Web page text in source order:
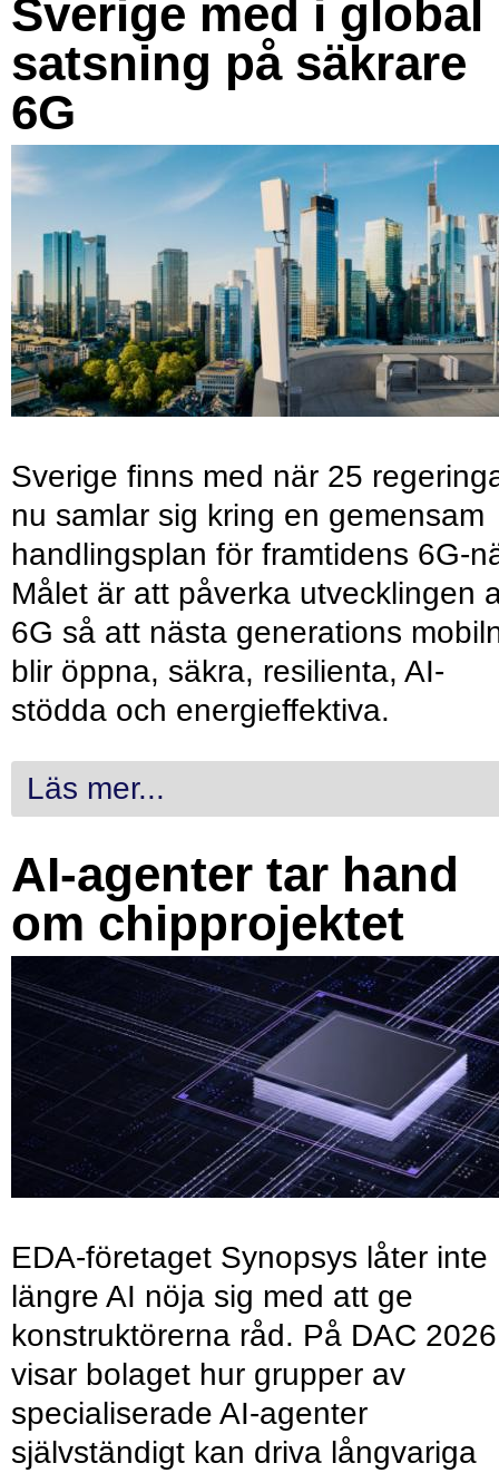
Sverige med i global
satsning på säkrare
6G
Sverige finns med när 25
nu samlar sig kring en gemensam
handlingsplan för framtidens 6G-
Målet är att påverka utvecklingen
6G så att nästa generations
blir öppna, säkra, resilienta, AI-
stödda och energieffektiva.
Läs mer...
AI-agenter tar hand
om chipprojektet
EDA-företaget Synopsys låter inte
längre AI nöja sig med att ge
konstruktörerna råd. På DAC 2026
visar bolaget hur grupper av
specialiserade AI-agenter
självständigt kan driva långvariga